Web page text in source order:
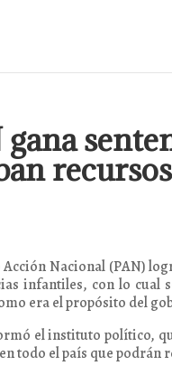
gana
recursos
Nacional (PAN)
infantiles, con lo cual
era el propósito del
el instituto político,
todo el país que podrán